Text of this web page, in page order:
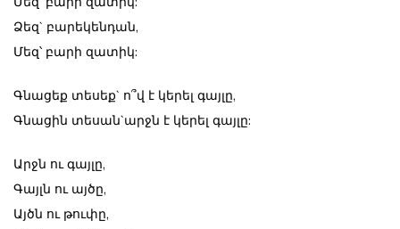
Ձեզ` բարեկենդան,
Մեզ՝ բարի զատիկ:
Գնացեք տեսեք` ո՞վ է կերել գայլը,
Գնացին տեսան`արջն է կերել գայլը:
Արջն ու գայլը,
Գայլն ու այծը,
Այծն ու թուփը,